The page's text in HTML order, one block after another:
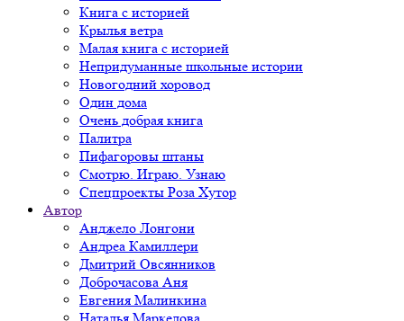
Книга с историей
Крылья ветра
Малая книга с историей
Непридуманные школьные истории
Новогодний хоровод
Один дома
Очень добрая книга
Палитра
Пифагоровы штаны
Смотрю. Играю. Узнаю
Спецпроекты Роза Хутор
Автор
Анджело Лонгони
Андреа Камиллери
Дмитрий Овсянников
Доброчасова Аня
Евгения Малинкина